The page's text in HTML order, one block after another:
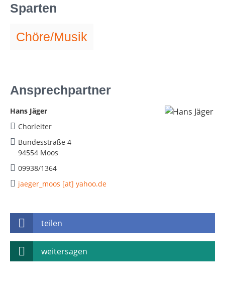
Sparten
Chöre/Musik
Ansprechpartner
Hans Jäger
Chorleiter
Bundesstraße 4
94554 Moos
09938/1364
jaeger_moos [at] yahoo.de
teilen
weitersagen